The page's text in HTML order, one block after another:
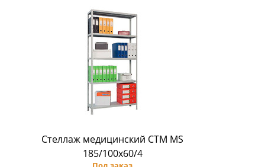
Стеллаж медицинский CTM MS
185/100х60/4